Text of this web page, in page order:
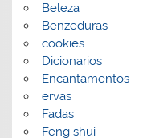
Beleza
Benzeduras
cookies
Dicionarios
Encantamentos
ervas
Fadas
Feng shui